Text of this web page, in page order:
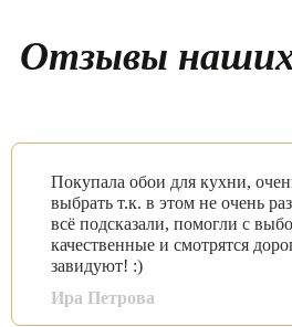
Отзывы
Покупала обои для кухни,
выбрать т.к. в этом не очень
всё подсказали, помогли с
качественные и смотрятся
завидуют! :)
Ира Петрова